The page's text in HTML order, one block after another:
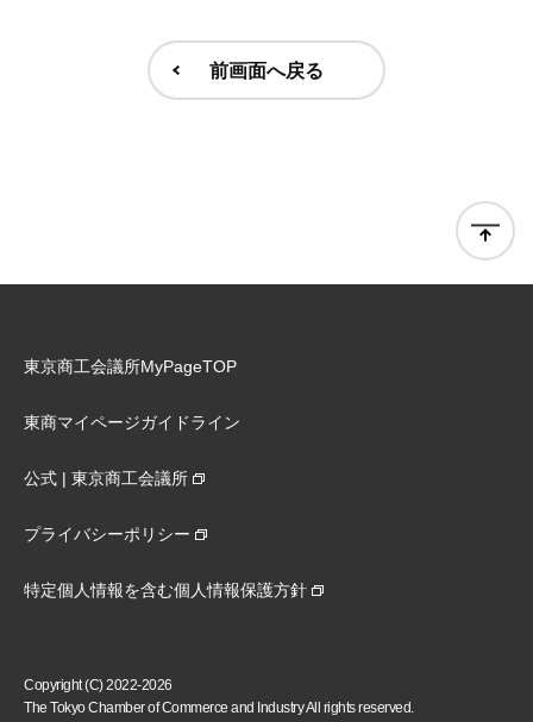
前画面へ戻る
東京商工会議所MyPageTOP
東商マイページガイドライン
公式 | 東京商工会議所
プライバシーポリシー
特定個人情報を含む個人情報保護方針
Copyright (C) 2022-2026
The Tokyo Chamber of Commerce and Industry All rights reserved.